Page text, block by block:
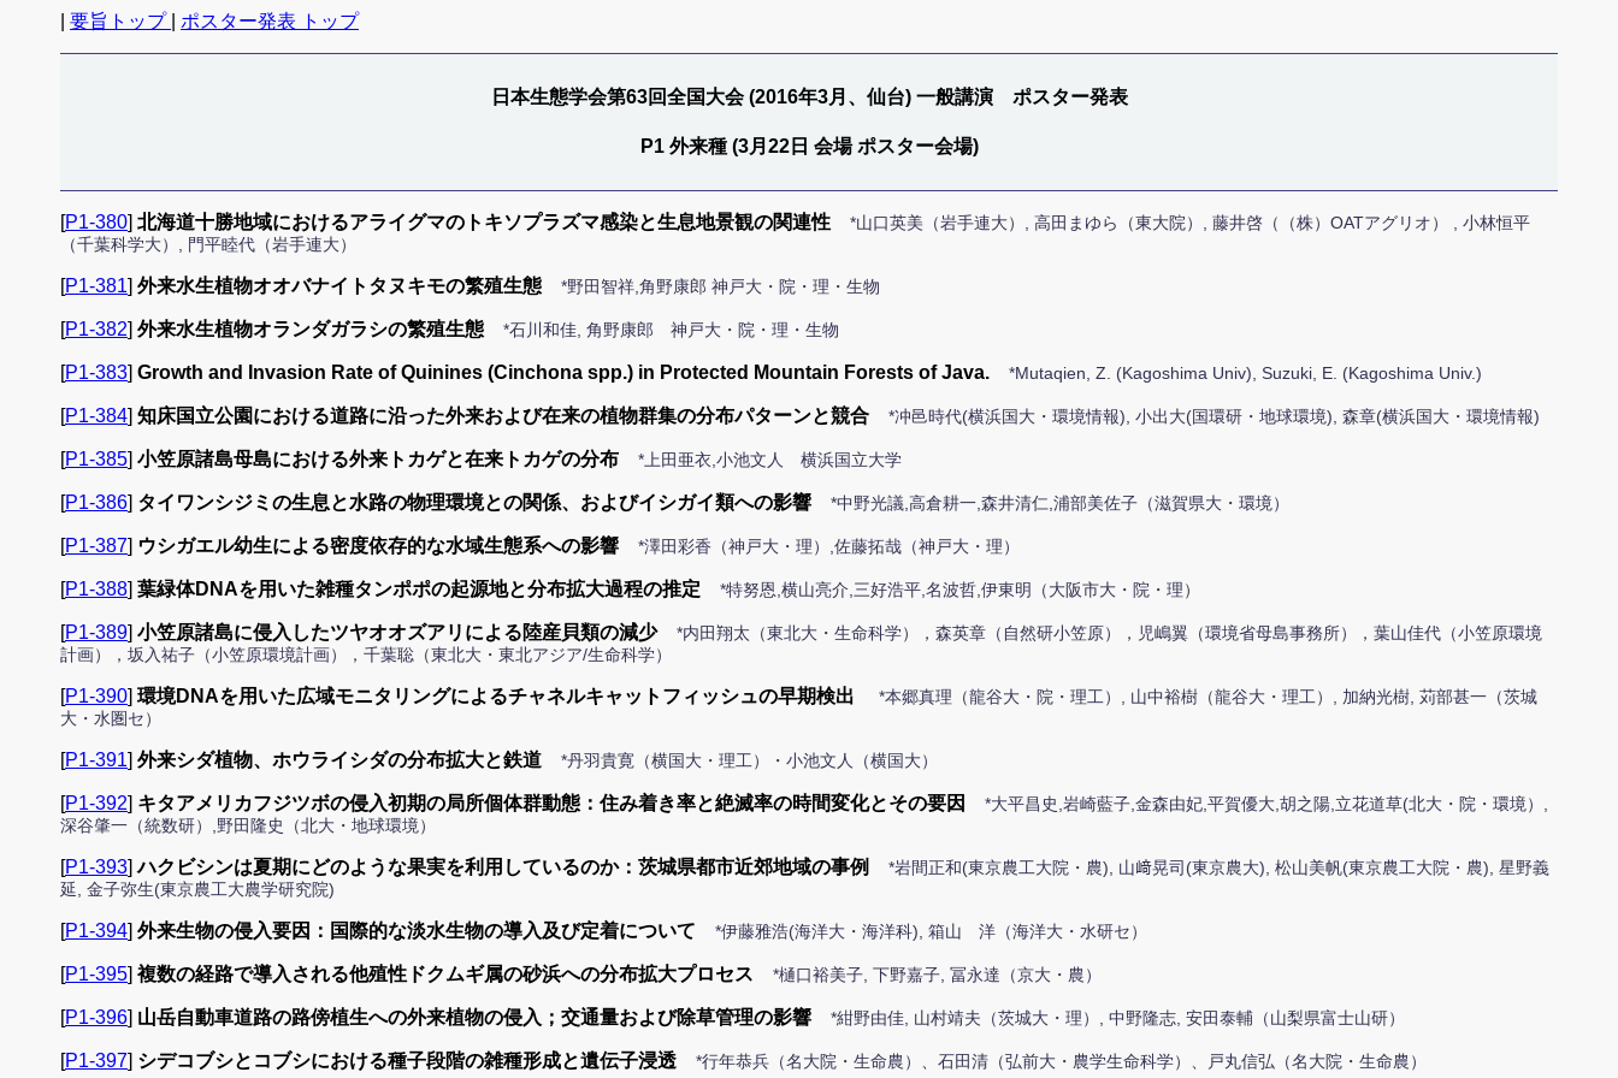
要旨トップ ポスター発表 トップ
日本生態学会第63回全国大会 (2016年3月、仙台) 一般講演 ポスター発表
P1 外来種 (3月22日 会場 ポスター会場)
[P1-380] 北海道十勝地域におけるアライグマのトキソプラズマ感染と生息地景観の関連性
*山口英美（岩手連大）, 高田まゆら（東大院）, 藤井啓（（株）OATアグリオ） , 小林恒平
（千葉科学大）, 門平睦代（岩手連大）
[P1-381] 外来水生植物オオバナイトタヌキモの繁殖生態 *野田智祥,角野康郎 神戸大・院・理・生物
[P1-382] 外来水生植物オランダガラシの繁殖生態 *石川和佳, 角野康郎 神戸大・院・理・生物
[P1-383] Growth and Invasion Rate of Quinines (Cinchona spp.) in Protected Mountain Forests of Java. *Mutaqien, Z. (Kagoshima Univ), Suzuki, E. (Kagoshima Univ.)
[P1-384] 知床国立公園における道路に沿った外来および在来の植物群集の分布パターンと競合 *冲邑時代(横浜国大・環境情報), 小出大(国環研・地球環境), 森章(横浜国大・環境情報)
[P1-385] 小笠原諸島母島における外来トカゲと在来トカゲの分布 *上田亜衣,小池文人 横浜国立大学
[P1-386] タイワンシジミの生息と水路の物理環境との関係、およびイシガイ類への影響 *中野光議,高倉耕一,森井清仁,浦部美佐子（滋賀県大・環境）
[P1-387] ウシガエル幼生による密度依存的な水域生態系への影響 *澤田彩香（神戸大・理）,佐藤拓哉（神戸大・理）
[P1-388] 葉緑体DNAを用いた雑種タンポポの起源地と分布拡大過程の推定 *特努恩,横山亮介,三好浩平,名波哲,伊東明（大阪市大・院・理）
[P1-389] 小笠原諸島に侵入したツヤオオズアリによる陸産貝類の減少
*内田翔太（東北大・生命科学），森英章（自然研小笠原），児嶋翼（環境省母島事務所），葉山佳代（小笠原環境
計画），坂入祐子（小笠原環境計画），千葉聡（東北大・東北アジア/生命科学）
[P1-390] 環境DNAを用いた広域モニタリングによるチャネルキャットフィッシュの早期検出
*本郷真理（龍谷大・院・理工）, 山中裕樹（龍谷大・理工）, 加納光樹, 苅部甚一（茨城
大・水圏セ）
[P1-391] 外来シダ植物、ホウライシダの分布拡大と鉄道 *丹羽貴寛（横国大・理工）・小池文人（横国大）
[P1-392] キタアメリカフジツボの侵入初期の局所個体群動態：住み着き率と絶滅率の時間変化とその要因
*大平昌史,岩崎藍子,金森由妃,平賀優大,胡之陽,立花道草(北大・院・環境）,
深谷肇一（統数研）,野田隆史（北大・地球環境）
[P1-393]ハクビシンは夏期にどのような果実を利用しているのか：茨城県都市近郊地域の事例
*岩間正和(東京農工大院・農), 山﨑晃司(東京農大), 松山美帆(東京農工大院・農), 星野義
延, 金子弥生(東京農工大農学研究院)
[P1-394] 外来生物の侵入要因：国際的な淡水生物の導入及び定着について *伊藤雅浩(海洋大・海洋科), 箱山 洋（海洋大・水研セ）
[P1-395] 複数の経路で導入される他殖性ドクムギ属の砂浜への分布拡大プロセス *樋口裕美子, 下野嘉子, 冨永達（京大・農）
[P1-396] 山岳自動車道路の路傍植生への外来植物の侵入；交通量および除草管理の影響 *紺野由佳, 山村靖夫（茨城大・理）, 中野隆志, 安田泰輔（山梨県富士山研）
[P1-397] シデコブシとコブシにおける種子段階の雑種形成と遺伝子浸透 *行年恭兵（名大院・生命農）、石田清（弘前大・農学生命科学）、戸丸信弘（名大院・生命農）